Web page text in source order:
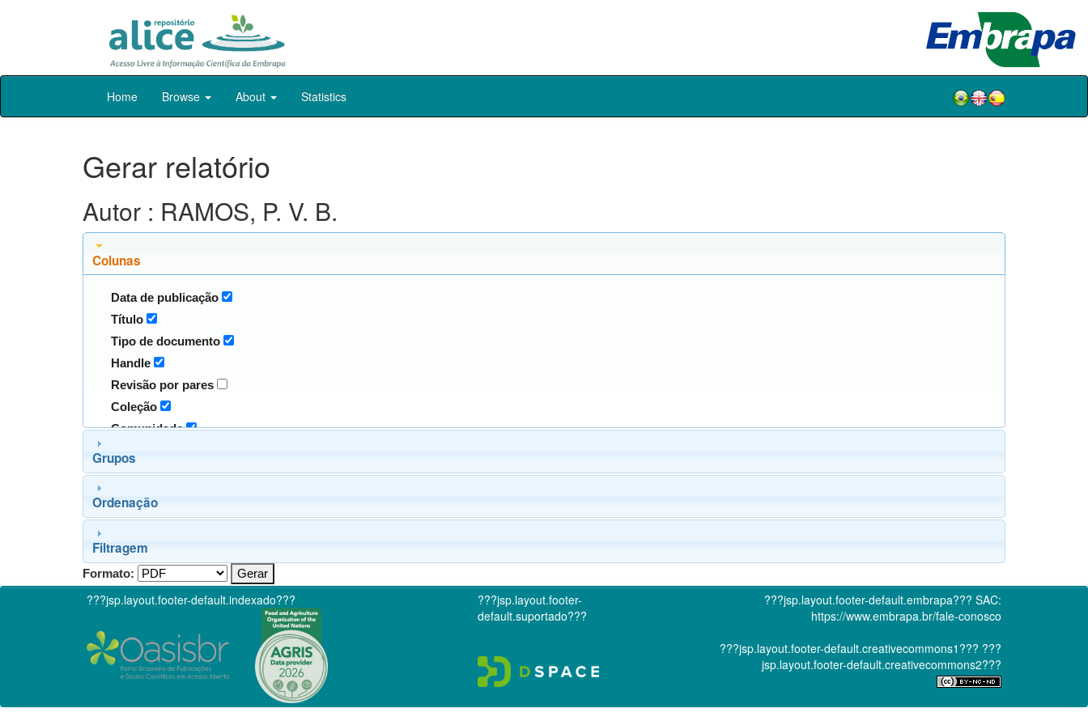
Skip
Home Browse About Statistics
Gerar relatório
Autor : RAMOS, P. V. B.
Colunas
Data de publicação
Título
Tipo de documento
Handle
Revisão por pares
Coleção
Comunidade
Grupos
Ordenação
Filtragem
Formato:
???jsp.layout.footer-default.indexado???
???jsp.layout.footer-
default.suportado???
???jsp.layout.footer-default.embrapa??? SAC:
https://www.embrapa.br/fale-conosco
???jsp.layout.footer-default.creativecommons1??? ???
jsp.layout.footer-default.creativecommons2???